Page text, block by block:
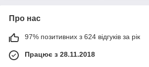
Про нас
97% позитивних з 624 відгуків за рік
Працює з 28.11.2018